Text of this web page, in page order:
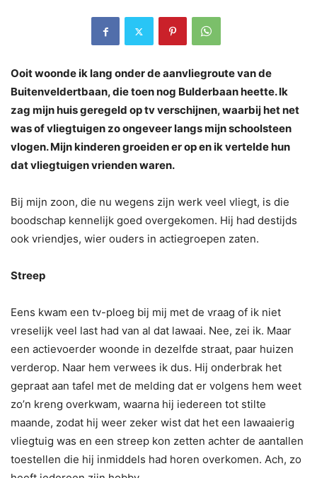
Ooit woonde ik lang onder de aanvliegroute van de
Buitenveldertbaan, die toen nog Bulderbaan heette. Ik
zag mijn huis geregeld op tv verschijnen, waarbij het net
was of vliegtuigen zo ongeveer langs mijn schoolsteen
vlogen. Mijn kinderen groeiden er op en ik vertelde hun
dat vliegtuigen vrienden waren.
Bij mijn zoon, die nu wegens zijn werk veel vliegt, is die
boodschap kennelijk goed overgekomen. Hij had destijds
ook vriendjes, wier ouders in actiegroepen zaten.
Streep
Eens kwam een tv-ploeg bij mij met de vraag of ik niet
vreselijk veel last had van al dat lawaai. Nee, zei ik. Maar
een actievoerder woonde in dezelfde straat, paar huizen
verderop. Naar hem verwees ik dus. Hij onderbrak het
gepraat aan tafel met de melding dat er volgens hem weet
zo’n kreng overkwam, waarna hij iedereen tot stilte
maande, zodat hij weer zeker wist dat het een lawaaierig
vliegtuig was en een streep kon zetten achter de aantallen
toestellen die hij inmiddels had horen overkomen. Ach, zo